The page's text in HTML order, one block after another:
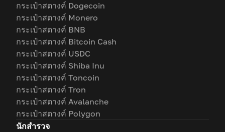
กระเป๋าสตางค์ Dogecoin
กระเป๋าสตางค์ Monero
กระเป๋าสตางค์ BNB
กระเป๋าสตางค์ Bitcoin Cash
กระเป๋าสตางค์ USDC
กระเป๋าสตางค์ Shiba Inu
กระเป๋าสตางค์ Toncoin
กระเป๋าสตางค์ Tron
กระเป๋าสตางค์ Avalanche
กระเป๋าสตางค์ Polygon
นักสำรวจ